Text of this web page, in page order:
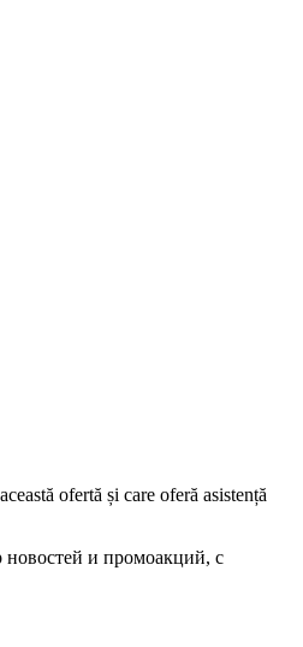
ofertă și care oferă asistență
и промоакций, с